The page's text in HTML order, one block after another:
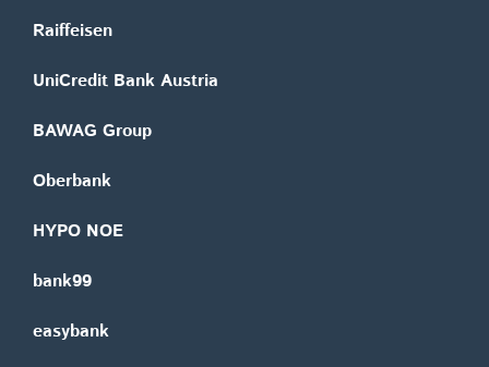
Raiffeisen
UniCredit Bank Austria
BAWAG Group
Oberbank
HYPO NOE
bank99
easybank